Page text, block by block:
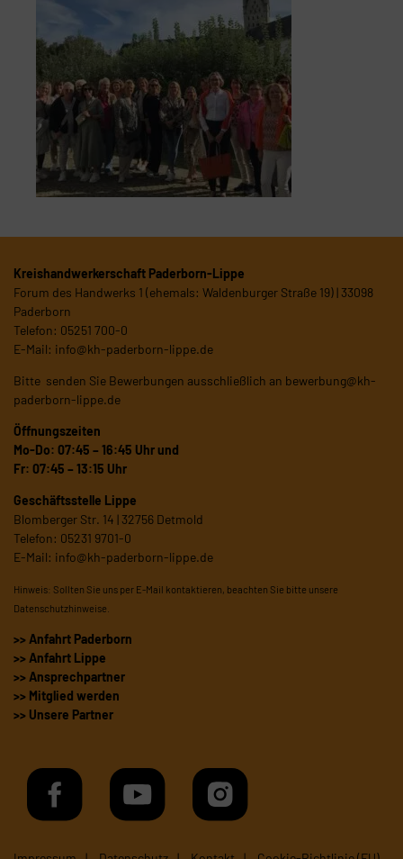
Kreishandwerkerschaft Paderborn-Lippe
Forum des Handwerks 1 (ehemals: Waldenburger Straße 19) | 33098
Paderborn
Telefon: 05251 700-0
E-Mail: info@kh-paderborn-lippe.de
Bitte senden Sie Bewerbungen ausschließlich an bewerbung@kh-
paderborn-lippe.de
Öffnungszeiten
Mo-Do: 07:45 – 16:45 Uhr und
Fr: 07:45 – 13:15 Uhr
Geschäftsstelle Lippe
Blomberger Str. 14 | 32756 Detmold
Telefon: 05231 9701-0
E-Mail: info@kh-paderborn-lippe.de
Hinweis: Sollten Sie uns per E-Mail kontaktieren, beachten Sie bitte unsere
Datenschutzhinweise
>> Anfahrt Paderborn
>> Anfahrt Lippe
>> Ansprechpartner
>> Mitglied werden
>> Unsere Partner